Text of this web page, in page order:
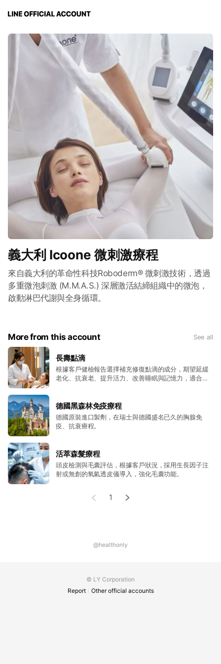
義大利 Icoone 微刺激療程
來自義大利的革命性科技Roboderm® 微刺激技術，透過
多重微泡刺激 (M.M.A.S.) 深層激活結締組織中的微泡，
啟動淋巴代謝與全身循環。
More from this account See all
長壽點滴
根據客戶健檢報告選擇補充修復點滴的成分，期望延緩
老化、抗衰老、提升活力、改善睡眠與記憶力，適合進
德國黑森林免疫療程
德國原裝進口製劑，在瑞士與德國盛名已久的胸腺免
疫、抗衰療程。
活萃森髮療程
頭皮檢測與毛囊評估，根據客戶狀況，採用生長因子注
射或無創的氧氣透皮儀導入，強化毛囊功能。
1
@healthonly
© LY Corporation
Report
Other official accounts